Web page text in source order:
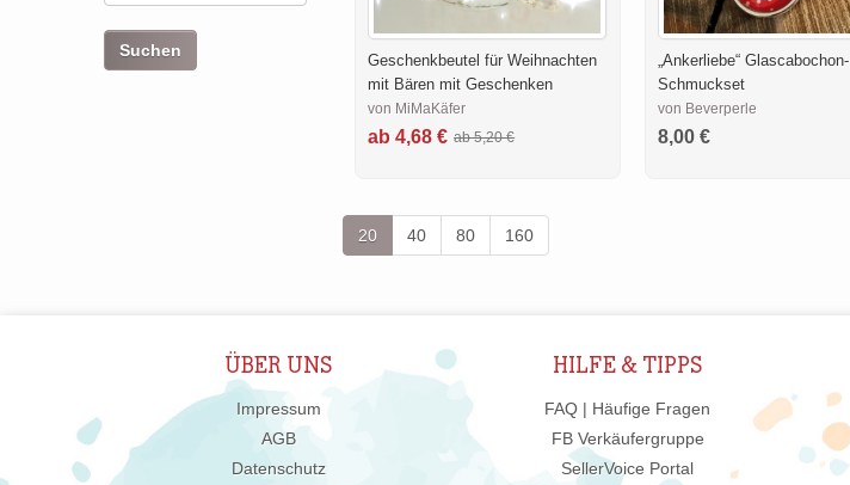
Geschenkbeutel für Weihnachten
mit Bären mit Geschenken
von MiMaKäfer
ab 4,68 € ab 5,20 €
„Ankerliebe“ Glascabochon-
Schmuckset
von Beverperle
8,00 €
20 40 80 160
ÜBER UNS
Impressum
AGB
Datenschutz
HILFE & TIPPS
FAQ | Häufige Fragen
FB Verkäufergruppe
SellerVoice Portal